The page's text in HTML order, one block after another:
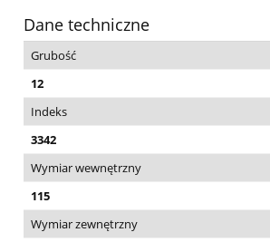
Dane techniczne
Grubość
12
Indeks
3342
Wymiar wewnętrzny
115
Wymiar zewnętrzny